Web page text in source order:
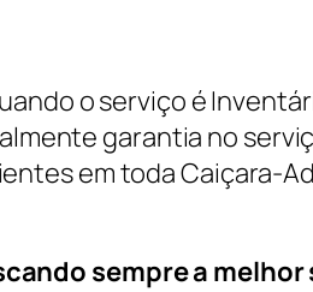
o serviço é
garantia no
em toda Caiçara-
sempre a